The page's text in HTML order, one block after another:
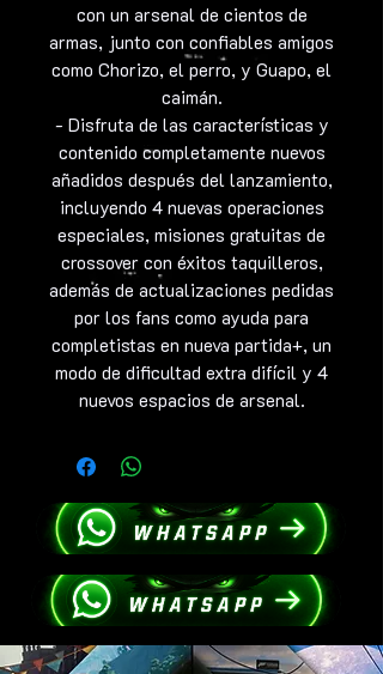
con un arsenal de cientos de
armas, junto con confiables amigos
como Chorizo, el perro, y Guapo, el
caimán.
- Disfruta de las características y
contenido completamente nuevos
añadidos después del lanzamiento,
incluyendo 4 nuevas operaciones
especiales, misiones gratuitas de
crossover con éxitos taquilleros,
además de actualizaciones pedidas
por los fans como ayuda para
completistas en nueva partida+, un
modo de dificultad extra difícil y 4
nuevos espacios de arsenal.